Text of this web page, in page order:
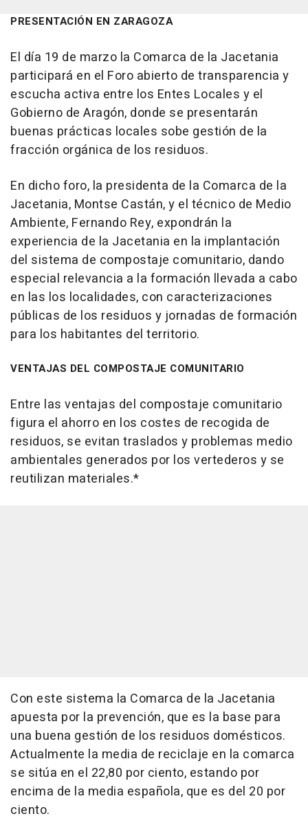
PRESENTACIÓN EN ZARAGOZA
El día 19 de marzo la Comarca de la Jacetania
participará en el Foro abierto de transparencia y
escucha activa entre los Entes Locales y el
Gobierno de Aragón, donde se presentarán
buenas prácticas locales sobe gestión de la
fracción orgánica de los residuos.
En dicho foro, la presidenta de la Comarca de la
Jacetania, Montse Castán, y el técnico de Medio
Ambiente, Fernando Rey, expondrán la
experiencia de la Jacetania en la implantación
del sistema de compostaje comunitario, dando
especial relevancia a la formación llevada a cabo
en las los localidades, con caracterizaciones
públicas de los residuos y jornadas de formación
para los habitantes del territorio.
VENTAJAS DEL COMPOSTAJE COMUNITARIO
Entre las ventajas del compostaje comunitario
figura el ahorro en los costes de recogida de
residuos, se evitan traslados y problemas medio
ambientales generados por los vertederos y se
reutilizan materiales.*
Con este sistema la Comarca de la Jacetania
apuesta por la prevención, que es la base para
una buena gestión de los residuos domésticos.
Actualmente la media de reciclaje en la comarca
se sitúa en el 22,80 por ciento, estando por
encima de la media española, que es del 20 por
ciento.